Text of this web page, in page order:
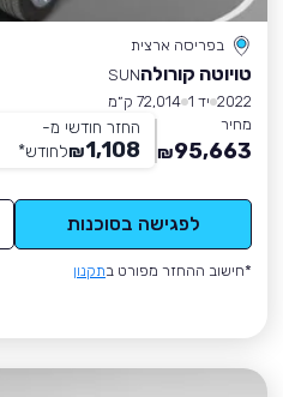
בפריסה ארצית
טויוטה קורולהSUN
2022 יד 1
72,014 ק״מ
מחיר
95,663
₪
החזר חודשי מ-
1,108
₪לחודש*
לפגישה בסוכנות
*חישוב ההחזר מפורט בתקנון